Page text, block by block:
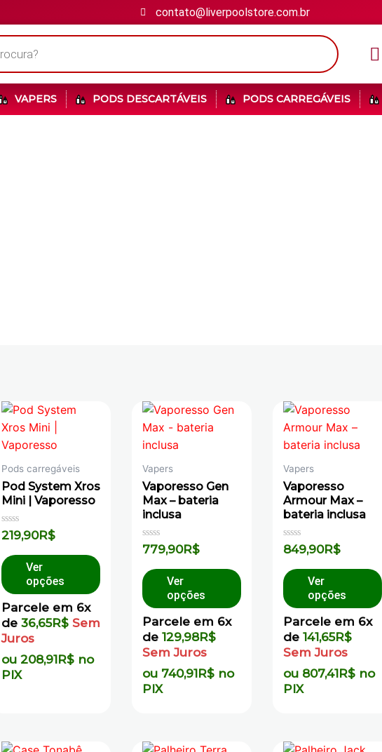
contato@liverpoolstore.com.br
VAPERS PODS DESCARTÁVEIS PODS CARREGÁVEIS
Pods carregáveis
Pod System Xros
Mini | Vaporesso
Avaliação
0
5
219,90R$
Ver
opções
Parcele em 6x
de 36,65R$ Sem
Juros
ou 208,91R$ no
PIX
Vapers
Vaporesso Gen
Max – bateria
inclusa
Avaliação
0
5
779,90R$
Ver
opções
Parcele em 6x
de 129,98R$
Sem Juros
ou 740,91R$ no
PIX
Vapers
Vaporesso
Armour Max –
bateria inclusa
Avaliação
0
5
849,90R$
Ver
opções
Parcele em 6x
de 141,65R$
Sem Juros
ou 807,41R$ no
PIX